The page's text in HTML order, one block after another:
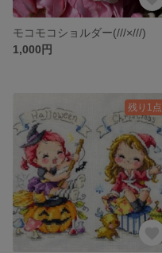
モコモコショルダー(///×///)
1,000円
残り1点